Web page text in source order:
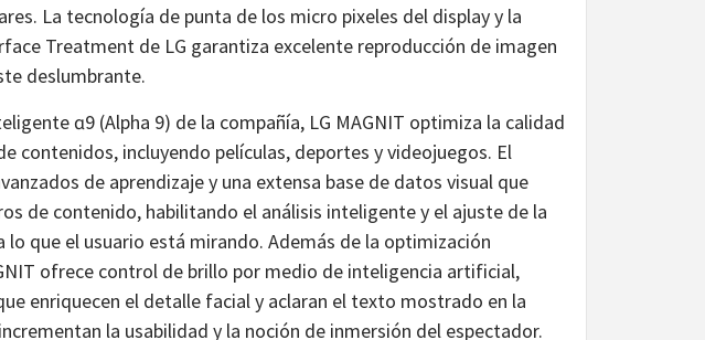
La tecnología de punta de los micro pixeles del display y la
Treatment de LG garantiza excelente reproducción de imagen
deslumbrante.
ɑ9 (Alpha 9) de la compañía, LG MAGNIT optimiza la calidad
contenidos, incluyendo películas, deportes y videojuegos. El
de aprendizaje y una extensa base de datos visual que
de contenido, habilitando el análisis inteligente y el ajuste de la
lo que el usuario está mirando. Además de la optimización
ofrece control de brillo por medio de inteligencia artificial,
enriquecen el detalle facial y aclaran el texto mostrado en la
la usabilidad y la noción de inmersión del espectador.